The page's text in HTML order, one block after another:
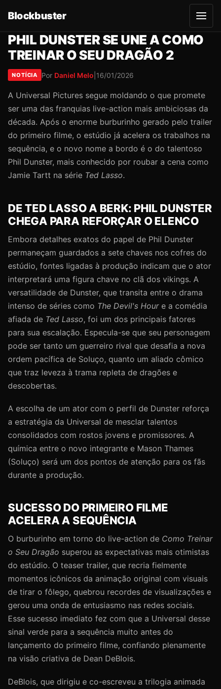
Blockbuster
A
b
r
i
PHIL DUNSTER SE UNE A COMO
TREINAR O SEU DRAGÃO 2
NOTÍCIA Por Daniel Melo 16/01/2026
A Universal Pictures segue moldando o que promete
ser uma das franquias live-action mais ambiciosas da
década. Após o enorme burburinho gerado pelo trailer
do primeiro filme, o estúdio já acelera os trabalhos na
sequência, e o novo nome a bordo é o do talentoso
Phil Dunster, mais conhecido por roubar a cena como
Jamie Tartt na série Ted Lasso.
DE TED LASSO A BERK: PHIL DUNSTER
CHEGA PARA REFORÇAR O ELENCO
Embora detalhes exatos do papel de Phil Dunster
permaneçam guardados a sete chaves nos cofres do
estúdio, fontes ligadas à produção indicam que o ator
interpretará uma figura chave no clã dos vikings. A
versatilidade de Dunster, que transita entre o drama
intenso de séries como The Devil's Houre a comédia
afiada de Ted Lasso, foi um dos principais fatores
para sua escalação. Especula-se que seu personagem
pode ser tanto um guerreiro rival que desafia a nova
ordem pacífica de Soluço, quanto um aliado cômico
que traz leveza à trama repleta de dragões e
descobertas.
A escolha de um ator com o perfil de Dunster reforça
a estratégia da Universal de mesclar talentos
consolidados com rostos jovens e promissores. A
química entre o novo integrante e Mason Thames
(Soluço) será um dos pontos de atenção para os fãs
durante a produção.
SUCESSO DO PRIMEIRO FILME
ACELERA A SEQUÊNCIA
O burburinho em torno do live-action de Como Treinar
o Seu Dragão superou as expectativas mais otimistas
do estúdio. O teaser trailer, que recria fielmente
momentos icônicos da animação original com visuais
de tirar o fôlego, quebrou recordes de visualizações e
gerou uma onda de entusiasmo nas redes sociais.
Esse sucesso imediato fez com que a Universal desse
sinal verde para a sequência muito antes do
lançamento do primeiro filme, confiando plenamente
na visão criativa de Dean DeBlois.
DeBlois, que dirigiu e co-escreveu a trilogia animada